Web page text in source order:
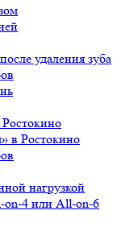
удаления зуба
в Ростокино
нагрузкой
on-4 или All-on-6